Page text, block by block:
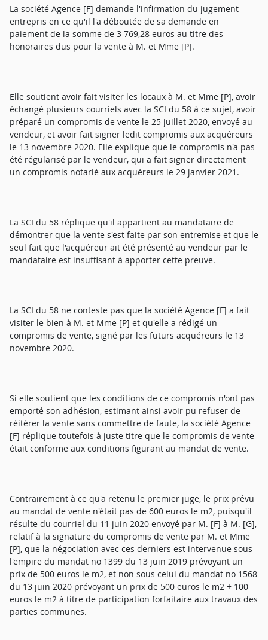
La société Agence [F] demande l'infirmation du jugement
entrepris en ce qu'il l'a déboutée de sa demande en
paiement de la somme de 3 769,28 euros au titre des
honoraires dus pour la vente à M. et Mme [P].
Elle soutient avoir fait visiter les locaux à M. et Mme [P], avoir
échangé plusieurs courriels avec la SCI du 58 à ce sujet, avoir
préparé un compromis de vente le 25 juillet 2020, envoyé au
vendeur, et avoir fait signer ledit compromis aux acquéreurs
le 13 novembre 2020. Elle explique que le compromis n'a pas
été régularisé par le vendeur, qui a fait signer directement
un compromis notarié aux acquéreurs le 29 janvier 2021.
La SCI du 58 réplique qu'il appartient au mandataire de
démontrer que la vente s'est faite par son entremise et que le
seul fait que l'acquéreur ait été présenté au vendeur par le
mandataire est insuffisant à apporter cette preuve.
La SCI du 58 ne conteste pas que la société Agence [F] a fait
visiter le bien à M. et Mme [P] et qu'elle a rédigé un
compromis de vente, signé par les futurs acquéreurs le 13
novembre 2020.
Si elle soutient que les conditions de ce compromis n'ont pas
emporté son adhésion, estimant ainsi avoir pu refuser de
réitérer la vente sans commettre de faute, la société Agence
[F] réplique toutefois à juste titre que le compromis de vente
était conforme aux conditions figurant au mandat de vente.
Contrairement à ce qu'a retenu le premier juge, le prix prévu
au mandat de vente n'était pas de 600 euros le m2, puisqu'il
résulte du courriel du 11 juin 2020 envoyé par M. [F] à M. [G],
relatif à la signature du compromis de vente par M. et Mme
[P], que la négociation avec ces derniers est intervenue sous
l'empire du mandat no 1399 du 13 juin 2019 prévoyant un
prix de 500 euros le m2, et non sous celui du mandat no 1568
du 13 juin 2020 prévoyant un prix de 500 euros le m2 + 100
euros le m2 à titre de participation forfaitaire aux travaux des
parties communes.